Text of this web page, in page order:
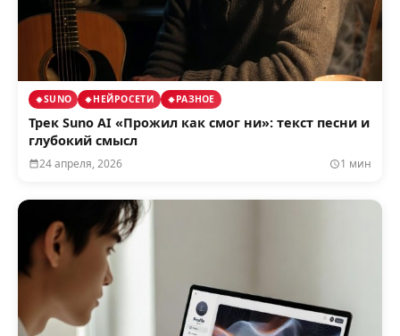
SUNO НЕЙРОСЕТИ РАЗНОЕ
Трек Suno AI «Прожил как смог ни»: текст песни и
глубокий смысл
24 апреля, 2026 1 мин